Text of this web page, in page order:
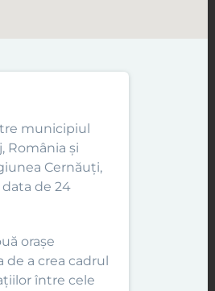
municipiul
România și
Cernăuți,
de 24
orașe
a crea cadrul
între cele